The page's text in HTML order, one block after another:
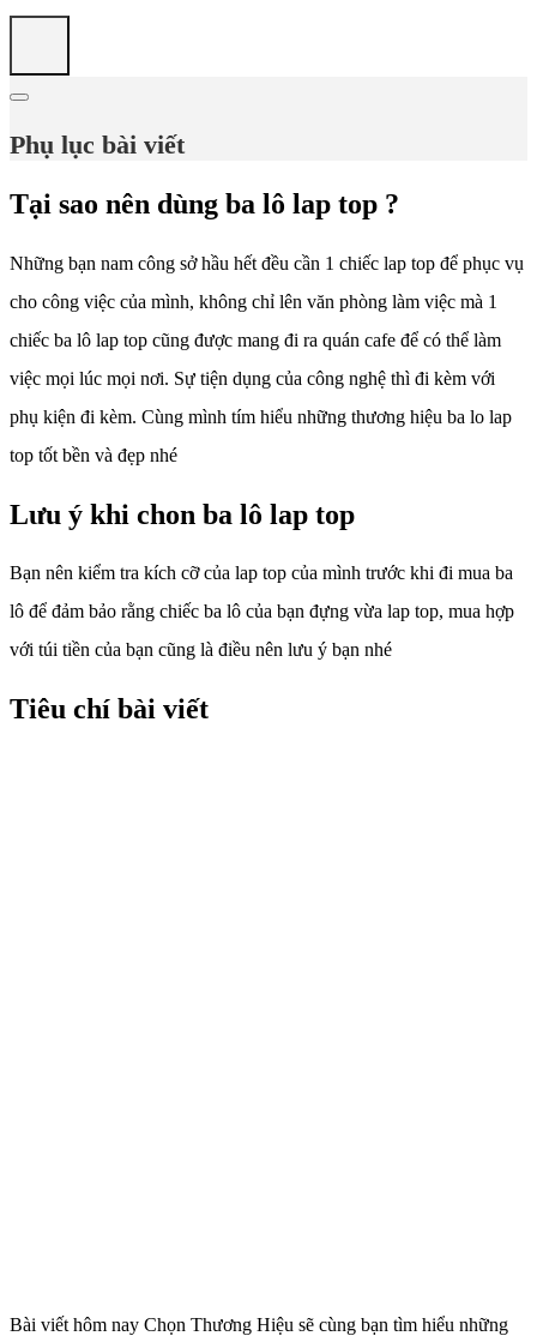
Phụ lục bài viết
Tại sao nên dùng ba lô lap top ?
Những bạn nam công sở hầu hết đều cần 1 chiếc lap top để phục vụ
cho công việc của mình, không chỉ lên văn phòng làm việc mà 1
chiếc ba lô lap top cũng được mang đi ra quán cafe để có thể làm
việc mọi lúc mọi nơi. Sự tiện dụng của công nghệ thì đi kèm với
phụ kiện đi kèm. Cùng mình tím hiểu những thương hiệu ba lo lap
top tốt bền và đẹp nhé
Lưu ý khi chon ba lô lap top
Bạn nên kiểm tra kích cỡ của lap top của mình trước khi đi mua ba
lô để đảm bảo rằng chiếc ba lô của bạn đựng vừa lap top, mua hợp
với túi tiền của bạn cũng là điều nên lưu ý bạn nhé
Tiêu chí bài viết
Bài viết hôm nay Chọn Thương Hiệu sẽ cùng bạn tìm hiểu những